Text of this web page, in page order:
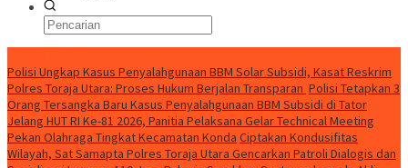
Polisi Ungkap Kasus Penyalahgunaan BBM Solar Subsidi, Kasat Reskrim
Polres Toraja Utara: Proses Hukum Berjalan Transparan Polisi Tetapkan 3
Orang Tersangka Baru Kasus Penyalahgunaan BBM Subsidi di Tator
Jelang HUT RI Ke-81 2026, Panitia Pelaksana Gelar Technical Meeting
Pekan Olahraga Tingkat Kecamatan Konda Ciptakan Kondusifitas
Wilayah, Sat Samapta Polres Toraja Utara Gencarkan Patroli Dialogis dan